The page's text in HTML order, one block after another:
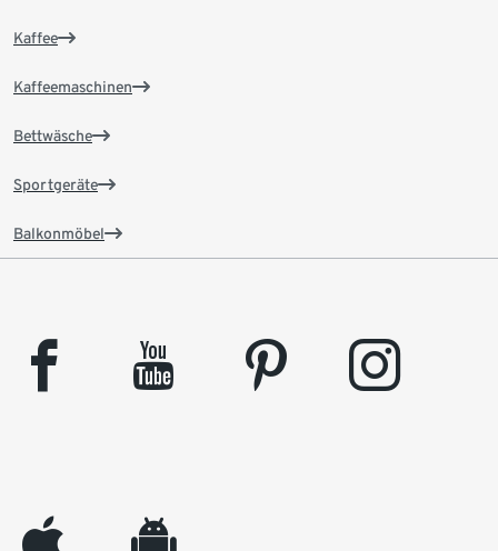
Kaffee
Kaffeemaschinen
Bettwäsche
Sportgeräte
Balkonmöbel
facebook youtube pinterest instagram